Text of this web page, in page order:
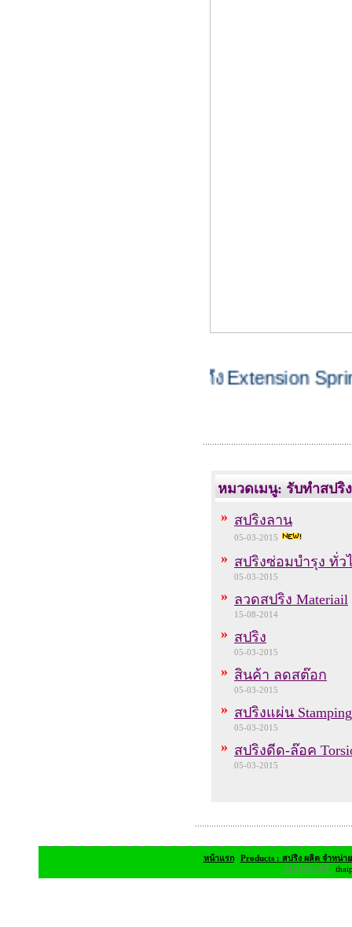
Extension Spring
หมวดเมนู: รับทำสปริ
» สปริงลาน
05-03-2015
» สปริงซ่อมบำรุง ทั่ว
05-03-2015
» ลวดสปริง Materiail
15-08-2014
» สปริง
05-03-2015
» สินค้า ลดสต๊อก
05-03-2015
» สปริงแผ่น
05-03-2015
» สปริงดีด-ล๊อค
05-03-2015
หน้าแรก| Products : สปริง ผลิต จำหน่า
..SIAMHOST..